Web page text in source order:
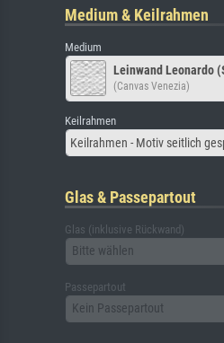
Medium & Keilrahmen
Medium
Leinwand Leonardo
(Canvas Venezia)
Keilrahmen
Keilrahmen - Motiv seitlich
Glas & Passepartout
Glas (inklusive Rückwand)
Bitte wählen
Passepartout
Kein Passepartout